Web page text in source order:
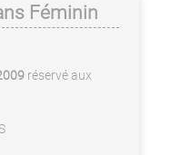
Féminin
réservé aux